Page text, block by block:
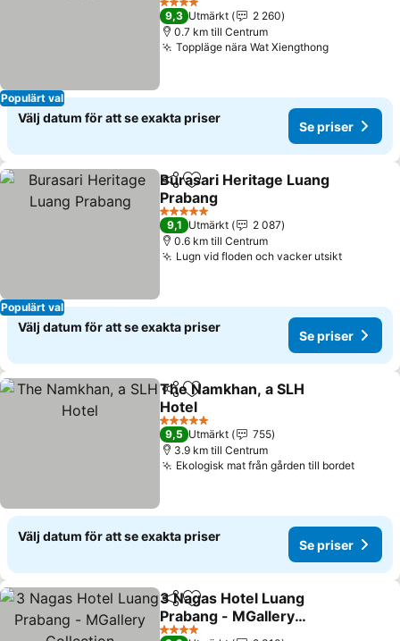
Populärt val
4 Stjärnor
9,3 Utmärkt
2 260
0.7 km till Centrum
Toppläge nära Wat Xiengthong
Välj datum för att se exakta priser
Se priser
Populärt val
Dela Lägg till i Mina Favoriter
Burasari Heritage Luang
Prabang
5 Stjärnor
9,1 Utmärkt
2 087
0.6 km till Centrum
Lugn vid floden och vacker utsikt
Välj datum för att se exakta priser
Se priser
Dela Lägg till i Mina Favoriter
The Namkhan, a SLH
Hotel
5 Stjärnor
9,5 Utmärkt
755
3.9 km till Centrum
Ekologisk mat från gården till bordet
Välj datum för att se exakta priser
Se priser
Dela Lägg till i Mina Favoriter
3 Nagas Hotel Luang
Prabang - MGallery
Collection
4 Stjärnor